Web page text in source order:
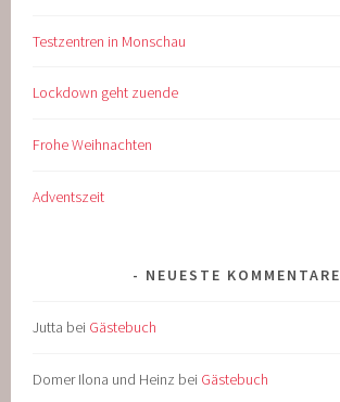
Testzentren in Monschau
Lockdown geht zuende
Frohe Weihnachten
Adventszeit
NEUESTE KOMMENTARE
Jutta bei Gästebuch
Domer Ilona und Heinz bei Gästebuch